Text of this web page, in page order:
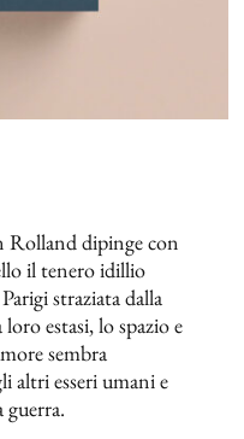
Rolland dipinge con
il tenero idillio
straziata dalla
estasi, lo spazio e
sembra
altri esseri umani e